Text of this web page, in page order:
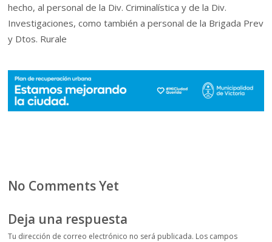
hecho, al personal de la Div. Criminalística y de la Div.
Investigaciones, como también a personal de la Brigada Prev
y Dtos. Rurale
No Comments Yet
Deja una respuesta
Tu dirección de correo electrónico no será publicada. Los campos